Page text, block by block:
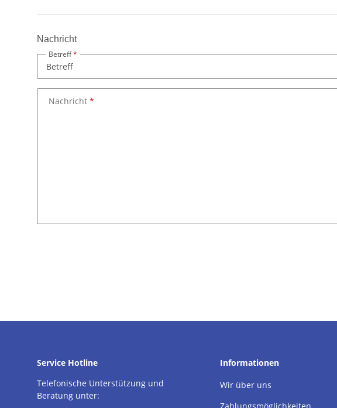
Nachricht
Betreff
Nachricht
Service Hotline
Telefonische Unterstützung und
Beratung unter:
Informationen
Wir über uns
Zahlungsmöglichkeiten